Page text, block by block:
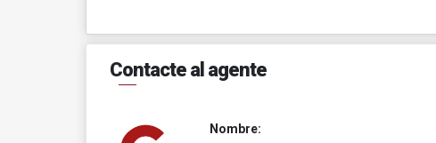
Contacte al agente
Nombre: